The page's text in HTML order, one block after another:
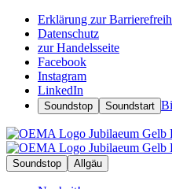
Erklärung zur
Datenschutz
zur Handelsseite
Facebook
Instagram
LinkedIn
Soundstop Soundstart
Soundstop Allgäu